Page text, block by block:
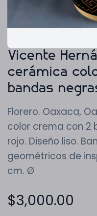
Vicente
cerámica
bandas
Florero. Oaxaca,
color crema con 2
rojo. Diseño liso.
geométricos de
cm. Ø
$3,000.00